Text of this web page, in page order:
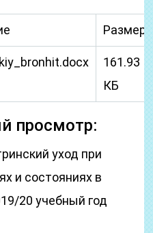
Размер
161.93
КБ
просмотр:
уход при
и состояниях в
20 учебный год